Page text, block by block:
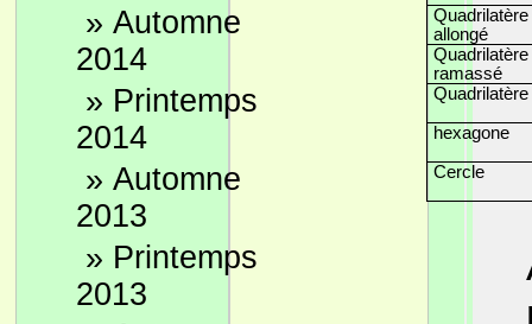
» Automne
2014
» Printemps
2014
» Automne
2013
» Printemps
2013
allongé
ramassé
hexagone
Cercle